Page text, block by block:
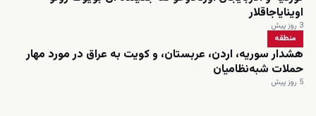
اوینایاجاقلار
3 روز پیش
منطقه
هشدار سوریه، اردن، عربستان، و کویت به عراق در مورد مهار
حملات شبه‌نظامیان
5 روز پیش